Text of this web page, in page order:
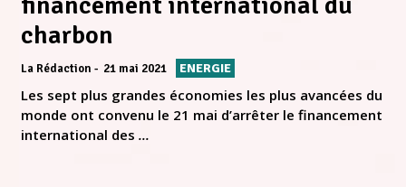
charbon
La Rédaction 21 mai 2021 ENERGIE
Les sept plus grandes économies les plus avancées du
monde ont convenu le 21 mai d’arrêter le financement
international des ...